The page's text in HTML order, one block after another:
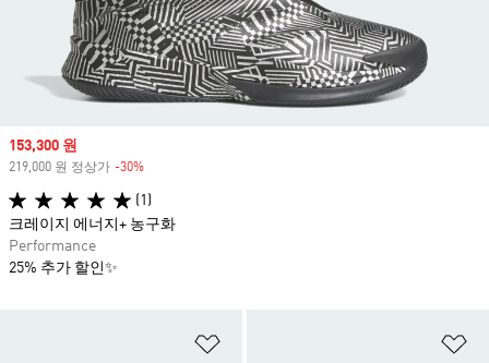
Sale price
153,300 원
219,000 원 정상가 -30%
(1)
크레이지 에너지+ 농구화
Performance
25% 추가 할인✨